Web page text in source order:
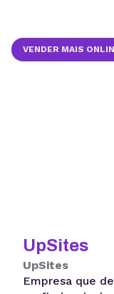
VENDER MAIS
UpSites
UpSites
Empresa que